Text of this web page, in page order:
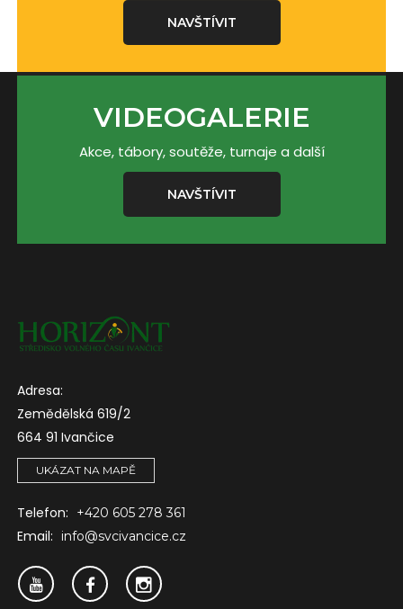
NAVŠTÍVIT
VIDEOGALERIE
Akce, tábory, soutěže, turnaje a další
NAVŠTÍVIT
Adresa:
Zemědělská 619/2
664 91 Ivančice
UKÁZAT NA MAPĚ
Telefon: +420 605 278 361
Email: info@svcivancice.cz